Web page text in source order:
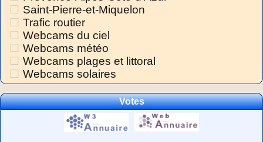
Saint-Pierre-et-Miquelon
Trafic routier
Webcams du ciel
Webcams météo
Webcams plages et littoral
Webcams solaires
Votes